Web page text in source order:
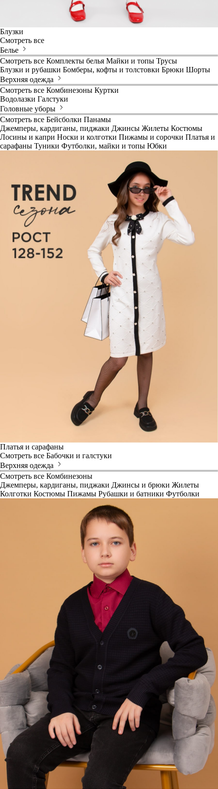
Блузки
Смотреть все
Белье
Смотреть все Комплекты белья Майки и топы Трусы
Блузки и рубашки Бомберы, кофты и толстовки Брюки Шорты
Верхняя одежда
Смотреть все Комбинезоны Куртки
Водолазки Галстуки
Головные уборы
Смотреть все Бейсболки Панамы
Джемперы, кардиганы, пиджаки Джинсы Жилеты Костюмы
Лосины и капри Носки и колготки Пижамы и сорочки Платья и
сарафаны Туники Футболки, майки и топы Юбки
Платья и сарафаны
Смотреть все Бабочки и галстуки
Верхняя одежда
Смотреть все Комбинезоны
Джемперы, кардиганы, пиджаки Джинсы и брюки Жилеты
Колготки Костюмы Пижамы Рубашки и батники Футболки